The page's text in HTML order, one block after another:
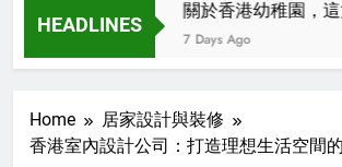
HEADLINES
關於香港幼稚園，這篇
7 Days Ago
Home
居家設計與裝修
香港室內設計公司：打造理想生活空間